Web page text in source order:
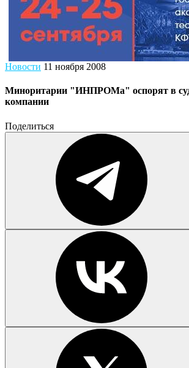
Новости 11 ноября 2008
Миноритарии "ИНПРОМа" оспорят в
компании
Поделиться